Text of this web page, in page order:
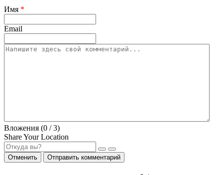
Имя *
Email
Вложения (0 / 3)
Share Your Location
Отменить Отправить комментарий